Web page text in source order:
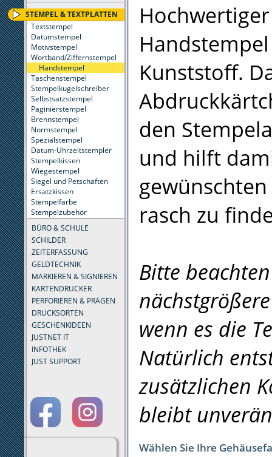
STEMPEL & TEXTPLATTEN
Textstempel
Datumstempel
Motivstempel
Wortband/Ziffernstempel
Handstempel
Taschenstempel
Stempelkugelschreiber
Selbstsatzstempel
Paginierstempel
Brennstempel
Normstempel
Spezialstempel
Datum-Uhrzeitstempler
Stempelkissen
Wiegestempel
Siegel und Petschaften
Ersatzkissen
Stempelfarbe
Stempelzubehör
BÜRO & SCHULE
SCHILDER
ZEITERFASSUNG
GELDTECHNIK
MARKIEREN & SIGNIEREN
KARTENDRUCKER
PERFORIEREN & PRÄGEN
DRUCKSORTEN
GESCHENKIDEEN
JUSTNET IT
INFOTHEK
JUST SUPPORT
Hochwertiger
Kunststoff.
den
und hilft
rasch zu
Bitte
wenn es die
Natürlich
zusätzlichen
bleibt
Wählen Sie Ihre